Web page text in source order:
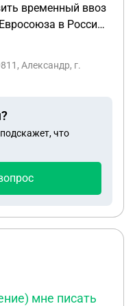
в Россию.
Оба ТС в моей
Александр, г.
что
мне писать